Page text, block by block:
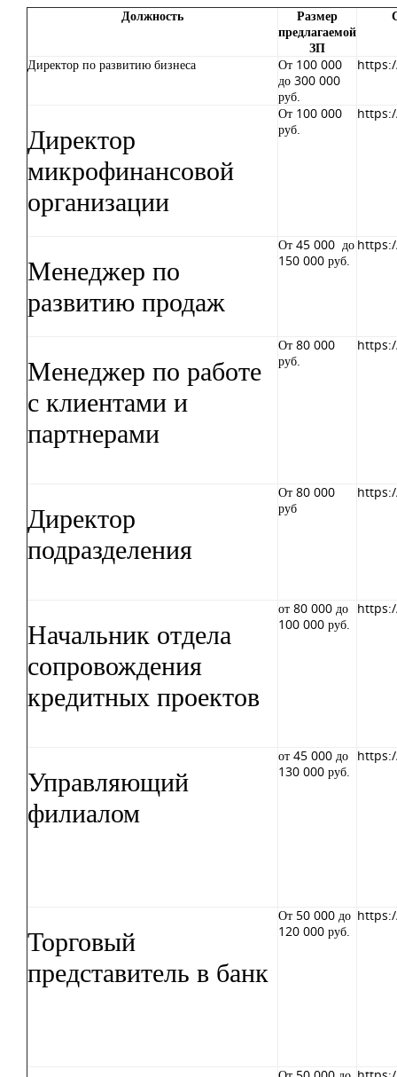
Должность
Размер
предлагаемой
ЗП
Директор по развитию бизнеса
От 100 000
до 300 000
руб.
Директор
микрофинансовой
организации
От 100 000
руб.
Менеджер по
развитию продаж
От 45 000 до
150 000 руб.
Менеджер по работе
с клиентами и
партнерами
От 80 000
руб.
Директор
подразделения
От 80 000
руб
Начальник отдела
сопровождения
кредитных проектов
от 80 000 до
100 000 руб.
Управляющий
филиалом
от 45 000 до
130 000 руб.
Торговый
представитель в банк
От 50 000 до
120 000 руб.